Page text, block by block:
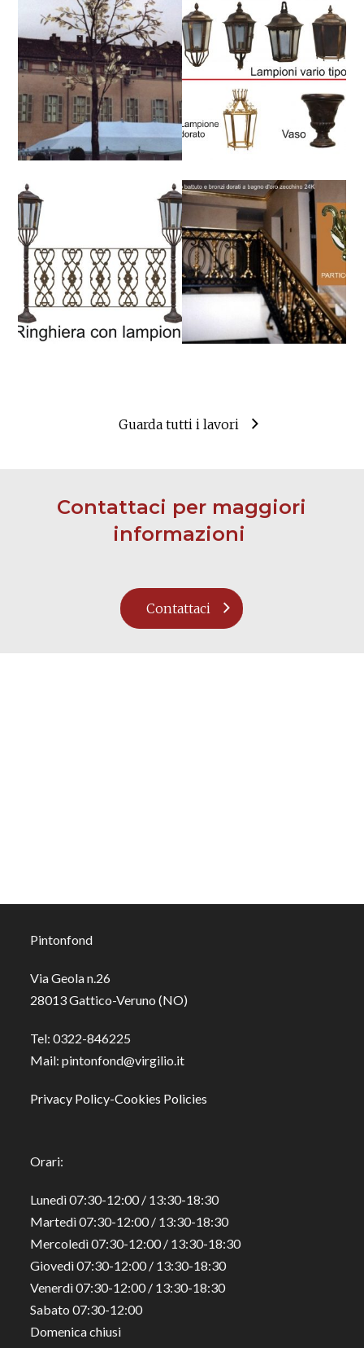
Guarda tutti i lavori
Contattaci per maggiori
informazioni
Contattaci
Pintonfond
Via Geola n.26
28013 Gattico-Veruno (NO)
Tel: 0322-846225
Mail: pintonfond@virgilio.it
Privacy Policy-Cookies Policies
Orari:
Lunedì 07:30-12:00 / 13:30-18:30
Martedì 07:30-12:00 / 13:30-18:30
Mercoledì 07:30-12:00 / 13:30-18:30
Giovedì 07:30-12:00 / 13:30-18:30
Venerdì 07:30-12:00 / 13:30-18:30
Sabato 07:30-12:00
Domenica chiusi